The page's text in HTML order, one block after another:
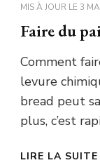
MIS À JOUR LE 3
Faire du
Comment
levure
bread peut
plus, c’est
LIRE LA SUITE